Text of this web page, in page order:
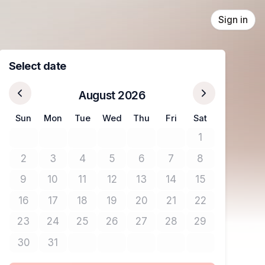
Sign in
Select date
August 2026
Sun Mon Tue Wed Thu Fri Sat
1No tickets
2No tickets available
3No tickets available
4No tickets available
5No tickets available
6No tickets available
7No tickets available
8No tickets
9No tickets available
10No tickets available
11No tickets available
12No tickets available
13No tickets available
14No tickets available
15No tickets
16No tickets available
17No tickets available
18No tickets available
19No tickets available
20No tickets available
21No tickets available
22No tickets
23No tickets available
24No tickets available
25No tickets available
26No tickets available
27No tickets available
28No tickets available
29No tickets
30No tickets available
31No tickets available